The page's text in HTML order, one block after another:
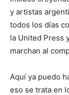
y artistas
todos los días
la United Press
marchan al
Aquí ya puedo
eso se trata en